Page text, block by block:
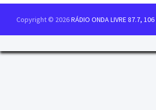
Copyright © 2026RÁDIO ONDA LIVRE 87.7, 106